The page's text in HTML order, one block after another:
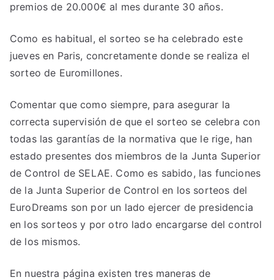
premios de 20.000€ al mes durante 30 años.
Como es habitual, el sorteo se ha celebrado este
jueves en Paris, concretamente donde se realiza el
sorteo de Euromillones.
Comentar que como siempre, para asegurar la
correcta supervisión de que el sorteo se celebra con
todas las garantías de la normativa que le rige, han
estado presentes dos miembros de la Junta Superior
de Control de SELAE. Como es sabido, las funciones
de la Junta Superior de Control en los sorteos del
EuroDreams son por un lado ejercer de presidencia
en los sorteos y por otro lado encargarse del control
de los mismos.
En nuestra página existen tres maneras de